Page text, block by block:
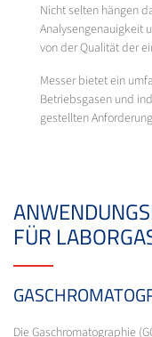
Nicht selten hängen
Analysengenauigkeit
von der Qualität der
Messer bietet ein
Betriebsgasen und
gestellten
FÜR
Die Gaschromatographie